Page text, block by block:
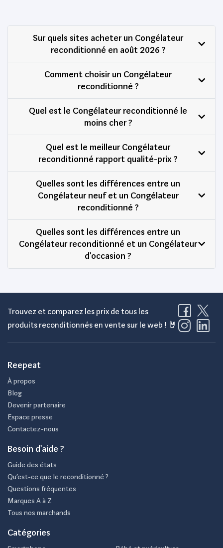
Sur quels sites acheter un Congélateur
reconditionné en août 2026 ?
Comment choisir un Congélateur
reconditionné ?
Quel est le Congélateur reconditionné le
moins cher ?
Quel est le meilleur Congélateur
reconditionné rapport qualité-prix ?
Quelles sont les différences entre un
Congélateur neuf et un Congélateur
reconditionné ?
Quelles sont les différences entre un
Congélateur reconditionné et un Congélateur
d'occasion ?
Trouvez et comparez les prix de tous les
produits reconditionnés en vente sur le web ! 🤘
Reepeat
À propos
Blog
Devenir partenaire
Espace presse
Contactez-nous
Besoin d'aide ?
Guide des états
Qu’est-ce que le reconditionné ?
Questions fréquentes
Marques A à Z
Tous nos marchands
Catégories